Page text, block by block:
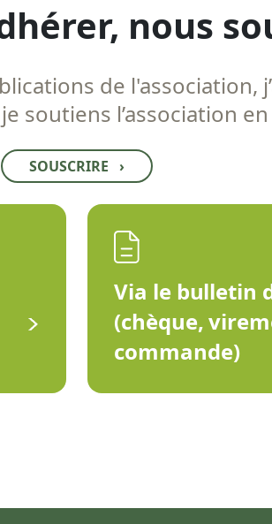
nous
de l'association,
soutiens l’association
SOUSCRIRE ›
Via le bulletin
(chèque,
commande)